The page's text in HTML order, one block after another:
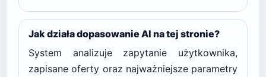
Jak działa dopasowanie AI na tej stronie?
System analizuje zapytanie użytkownika,
zapisane oferty oraz najważniejsze parametry